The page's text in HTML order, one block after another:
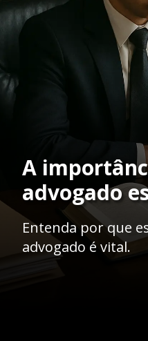
A
advogado
Entenda por que
advogado é vital.